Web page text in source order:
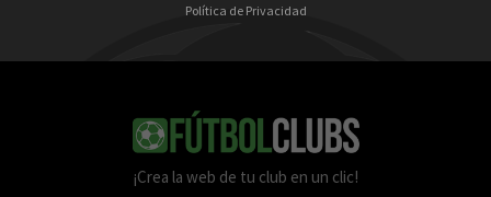
Política de Privacidad
¡Crea la web de tu club en un clic!